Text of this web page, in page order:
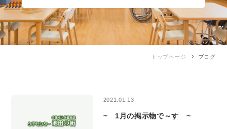
トップページ ブログ
~ 1月の掲示物で～す ~
2021.01.13